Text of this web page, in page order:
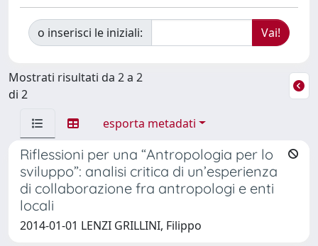
o inserisci le iniziali:
Mostrati risultati da 2 a 2
di 2
esporta metadati
Riflessioni per una “Antropologia per lo
sviluppo”: analisi critica di un’esperienza
di collaborazione fra antropologi e enti
locali
2014-01-01 LENZI GRILLINI, Filippo